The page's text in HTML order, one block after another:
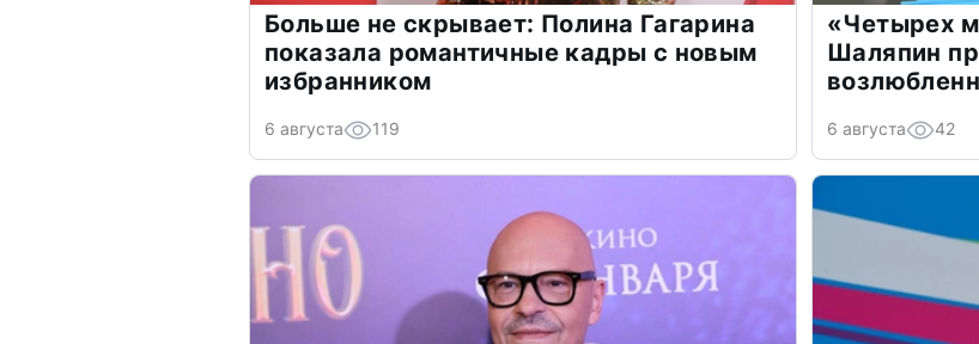
Больше не скрывает: Полина Гагарина
показала романтичные кадры с новым
избранником
6 августа 119
«Четырех
Шаляпин
6 августа 42